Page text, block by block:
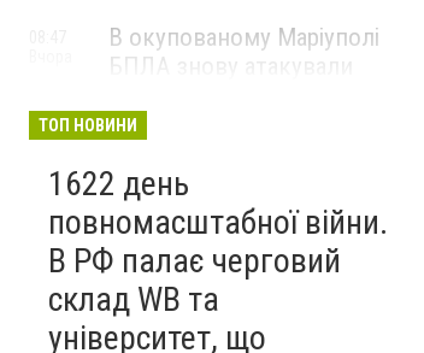
В окупованому Маріуполі
БПЛА знову атакували
— ВІДЕО
ТОП НОВИНИ
1622 день
повномасштабної війни.
В РФ палає черговий
склад WB та
університет, що